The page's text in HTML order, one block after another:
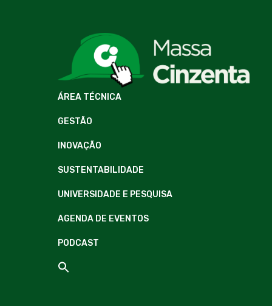
ÁREA TÉCNICA
GESTÃO
INOVAÇÃO
SUSTENTABILIDADE
UNIVERSIDADE E PESQUISA
AGENDA DE EVENTOS
PODCAST